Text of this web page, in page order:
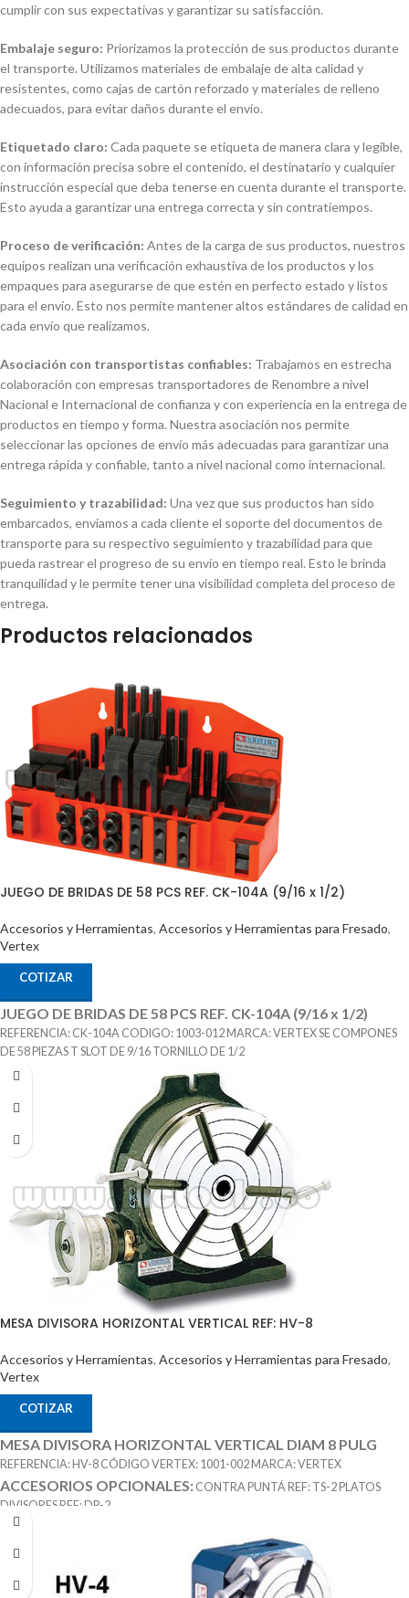
cumplir con sus expectativas y garantizar su satisfacción.
Embalaje seguro: Priorizamos la protección de sus productos durante
el transporte. Utilizamos materiales de embalaje de alta calidad y
resistentes, como cajas de cartón reforzado y materiales de relleno
adecuados, para evitar daños durante el envío.
Etiquetado claro: Cada paquete se etiqueta de manera clara y legible,
con información precisa sobre el contenido, el destinatario y cualquier
instrucción especial que deba tenerse en cuenta durante el transporte.
Esto ayuda a garantizar una entrega correcta y sin contratiempos.
Proceso de verificación: Antes de la carga de sus productos, nuestros
equipos realizan una verificación exhaustiva de los productos y los
empaques para asegurarse de que estén en perfecto estado y listos
para el envío. Esto nos permite mantener altos estándares de calidad en
cada envío que realizamos.
Asociación con transportistas confiables: Trabajamos en estrecha
colaboración con empresas transportadores de Renombre a nivel
Nacional e Internacional de confianza y con experiencia en la entrega de
productos en tiempo y forma. Nuestra asociación nos permite
seleccionar las opciones de envío más adecuadas para garantizar una
entrega rápida y confiable, tanto a nivel nacional como internacional.
Seguimiento y trazabilidad: Una vez que sus productos han sido
embarcados, enviamos a cada cliente el soporte del documentos de
transporte para su respectivo seguimiento y trazabilidad para que
pueda rastrear el progreso de su envío en tiempo real. Esto le brinda
tranquilidad y le permite tener una visibilidad completa del proceso de
entrega.
Productos relacionados
JUEGO DE BRIDAS DE 58 PCS REF. CK-104A (9/16 x 1/2)
Accesorios y Herramientas, Accesorios y Herramientas para Fresado,
Vertex
COTIZAR
JUEGO DE BRIDAS DE 58 PCS REF. CK-104A (9/16 x 1/2)
REFERENCIA: CK-104A CODIGO: 1003-012 MARCA: VERTEX SE COMPONES
DE 58 PIEZAS T SLOT DE 9/16 TORNILLO DE 1/2
MESA DIVISORA HORIZONTAL VERTICAL REF: HV-8
Accesorios y Herramientas, Accesorios y Herramientas para Fresado,
Vertex
COTIZAR
MESA DIVISORA HORIZONTAL VERTICAL DIAM 8 PULG
REFERENCIA: HV-8 CÓDIGO VERTEX: 1001-002 MARCA: VERTEX
ACCESORIOS OPCIONALES: CONTRA PUNTÁ REF: TS-2 PLATOS
DIVISORES REF: DP-2